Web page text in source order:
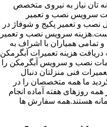
تان نیاز به نیروی متخصص
سرویس نصب و تعمیر
نصب و تعمیر پکیج و شوفاژ در
سرویس نصب و تعمیر
تمامی همیاران با اشراف به
هزینه تعمیرات آبگرمکن
نصب و سرویس آبگرمکن را
فنی منزلتان دنبال
ما همه متخصصان را در
همه روزهای هفته آماده انجام
هستند.همه سفارش ها